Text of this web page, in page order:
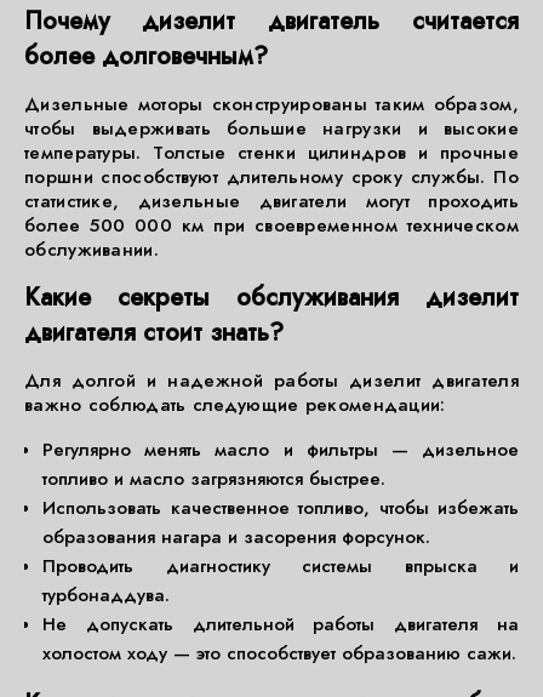
Почему дизелит двигатель считается
более долговечным?
Дизельные моторы сконструированы таким образом,
чтобы выдерживать большие нагрузки и высокие
температуры. Толстые стенки цилиндров и прочные
поршни способствуют длительному сроку службы. По
статистике, дизельные двигатели могут проходить
более 500 000 км при своевременном техническом
обслуживании.
Какие секреты обслуживания дизелит
двигателя стоит знать?
Для долгой и надежной работы дизелит двигателя
важно соблюдать следующие рекомендации:
Регулярно менять масло и фильтры — дизельное
топливо и масло загрязняются быстрее.
Использовать качественное топливо, чтобы избежать
образования нагара и засорения форсунок.
Проводить диагностику системы впрыска и
турбонаддува.
Не допускать длительной работы двигателя на
холостом ходу — это способствует образованию сажи.